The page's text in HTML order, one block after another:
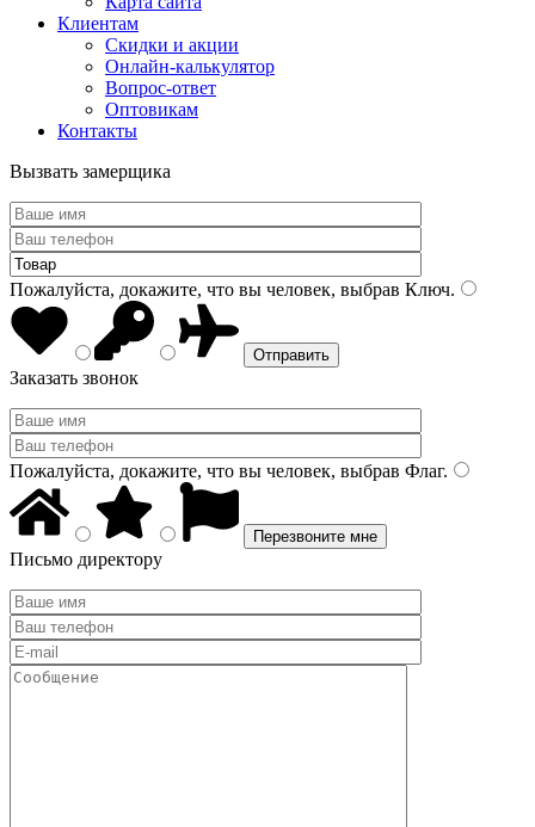
Клиентам
Скидки и акции
Онлайн-калькулятор
Вопрос-ответ
Оптовикам
Контакты
Вызвать замерщика
Пожалуйста, докажите, что вы человек, выбрав Ключ.
Заказать звонок
Пожалуйста, докажите, что вы человек, выбрав Флаг.
Письмо директору